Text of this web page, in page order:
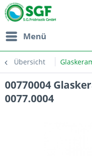
Menü
Übersicht
00770004
0077.0004